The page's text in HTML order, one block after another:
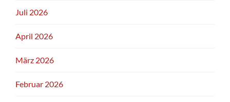
Juli 2026
April 2026
März 2026
Februar 2026